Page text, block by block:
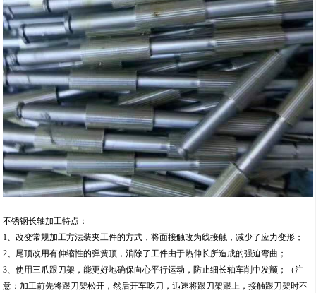
不锈钢长轴加工特点：
1、改变常规加工方法装夹工件的方式，将面接触改为线接触，减少了应力变形；
2、尾顶改用有伸缩性的弹簧顶，消除了工件由于热伸长所造成的强迫弯曲；
3、使用三爪跟刀架，能更好地确保向心平行运动，防止细长轴车削中发颤；（注
意：加工前先将跟刀架松开，然后开车吃刀，迅速将跟刀架跟上，接触跟刀架时不